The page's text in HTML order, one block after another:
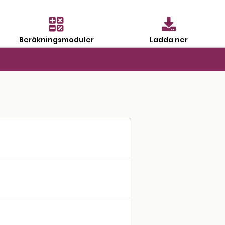
Beräkningsmoduler Ladda ner